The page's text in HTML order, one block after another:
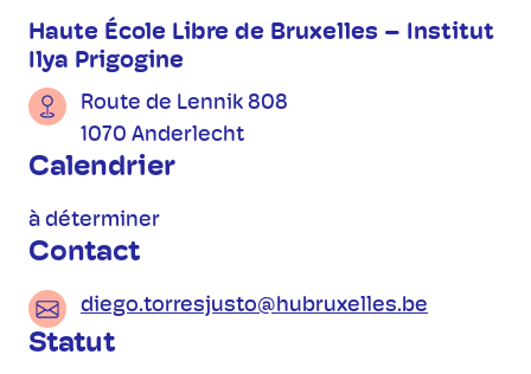
Haute École Libre de Bruxelles – Institut
Ilya Prigogine
Route de Lennik 808
1070 Anderlecht
Calendrier
à déterminer
Contact
diego.torresjusto@hubruxelles.be
Statut